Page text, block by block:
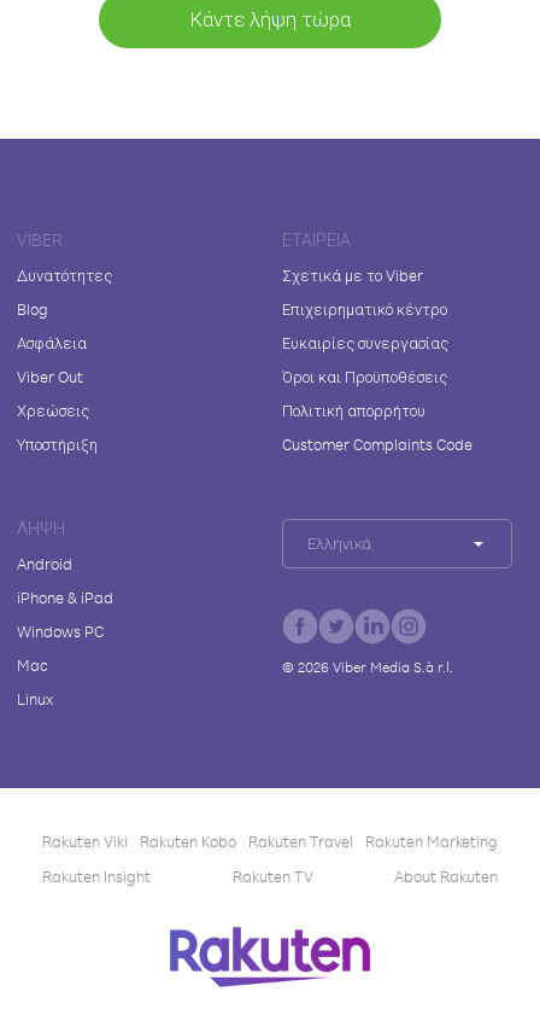
Κάντε λήψη τώρα
VIBER
Δυνατότητες
Blog
Ασφάλεια
Viber Out
Χρεώσεις
Υποστήριξη
ΕΤΑΙΡΕΊΑ
Σχετικά με το Viber
Επιχειρηματικό κέντρο
Ευκαιρίες συνεργασίας
Όροι και Προϋποθέσεις
Πολιτική απορρήτου
Customer Complaints Code
ΛΉΨΗ
Android
iPhone & iPad
Windows PC
Mac
Linux
Ελληνικά
© 2026Viber Media S.à r.l.
Rakuten Viki Rakuten Kobo Rakuten Travel
Rakuten Marketing
Rakuten Insight
Rakuten TV About Rakuten